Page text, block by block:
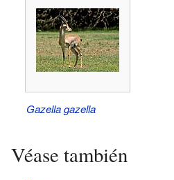
Gazella gazella
Véase también